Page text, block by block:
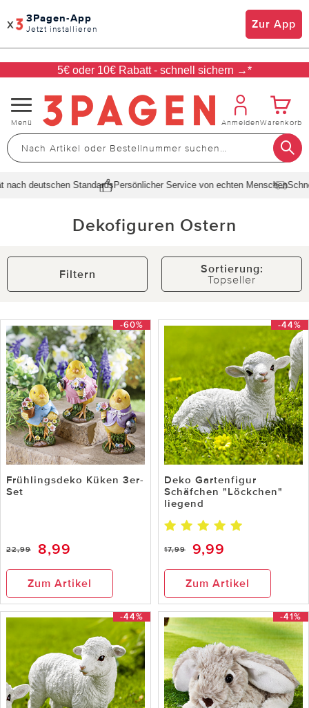
x 3Pagen-App
Jetzt installieren Zur App
5€ oder 10€ Rabatt - schnell sichern →*
Navigation
umschalten
Menü AnmeldenWarenkorb
deutschen StandardsPersönlicher Service von echten MenschenSchnelle
Dekofiguren Ostern
Filtern
Sortierung:
Topseller
-60%
Frühlingsdeko Küken 3er-
Set
22,99 8,99
Zum Artikel
-44%
Deko Gartenfigur
Schäfchen "Löckchen"
liegend
17,99 9,99
Zum Artikel
-44% -41%